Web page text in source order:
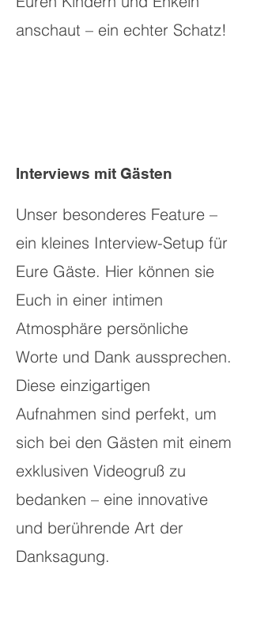
anschaut – ein echter Schatz!
Interviews mit Gästen
Unser besonderes Feature –
ein kleines Interview-Setup für
Eure Gäste. Hier können sie
Euch in einer intimen
Atmosphäre persönliche
Worte und Dank aussprechen.
Diese einzigartigen
Aufnahmen sind perfekt, um
sich bei den Gästen mit einem
exklusiven Videogruß zu
bedanken – eine innovative
und berührende Art der
Danksagung.